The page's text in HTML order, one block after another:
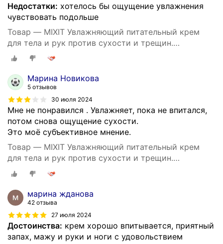
Недостатки: хотелось бы ощущение увлажнения
чувствовать подольше
Товар — MIXIT Увлажняющий питательный крем
для тела и рук против сухости и трещин.
Восстанавливающее средство для ухода за кожей
тела c пантенолом и маслом виноградных косточек
SUPER FOOD
Марина Новикова
5 отзывов
30 июля 2024
Мне не понравился . Увлажняет, пока не впитался,
потом снова ощущение сухости.
Это моё субъективное мнение.
Товар — MIXIT Увлажняющий питательный крем
для тела и рук против сухости и трещин.
Восстанавливающее средство для ухода за кожей
тела c пантенолом и маслом виноградных косточек
SUPER FOOD
марина жданова
42 отзыва
27 июля 2024
Достоинства: крем хорошо впитывается, приятный
запах, мажу и руки и ноги с удовольствием